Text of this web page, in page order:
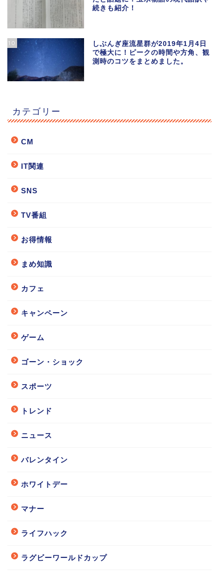
続きも紹介！
10
しぶんぎ座流星群が2019年1月4日
で極大に！ピークの時間や方角、観
測時のコツをまとめました。
カテゴリー
CM
IT関連
SNS
TV番組
お得情報
まめ知識
カフェ
キャンペーン
ゲーム
ゴーン・ショック
スポーツ
トレンド
ニュース
バレンタイン
ホワイトデー
マナー
ライフハック
ラグビーワールドカップ